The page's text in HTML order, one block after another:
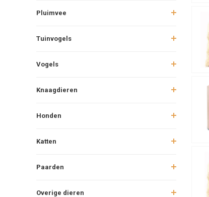
Pluimvee
Tuinvogels
Vogels
Knaagdieren
Honden
Katten
Paarden
Overige dieren